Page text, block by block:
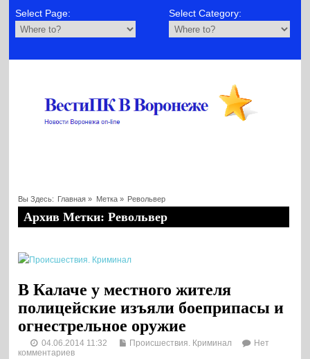
Select Page: Select Category:
Вы Здесь: Главная » Метка » Револьвер
Архив Метки: Револьвер
В Калаче у местного жителя
полицейские изъяли боеприпасы и
огнестрельное оружие
04.06.2014 11:32 Происшествия. Криминал
Нет
комментариев